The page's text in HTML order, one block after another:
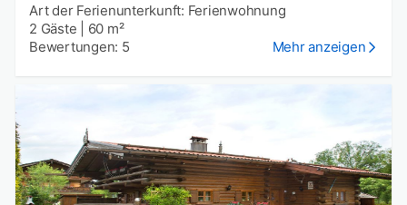
Art der Ferienunterkunft: Ferienwohnung
2 Gäste
60 m²
Bewertungen: 5
Mehr anzeigen